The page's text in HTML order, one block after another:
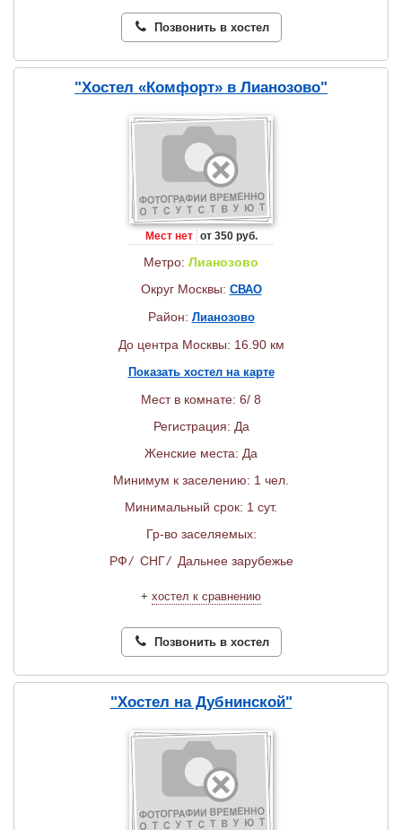
Позвонить в хостел
"Хостел «Комфорт» в Лианозово"
Мест нет от 350 руб.
Метро: Лианозово
Округ Москвы: СВАО
Район: Лианозово
До центра Москвы: 16.90 км
Показать хостел на карте
Мест в комнате: 6/ 8
Регистрация: Да
Женские места: Да
Минимум к заселению: 1 чел.
Минимальный срок: 1 сут.
Гр-во заселяемых:
РФ/ СНГ/ Дальнее зарубежье
+ хостел к сравнению
Позвонить в хостел
"Хостел на Дубнинской"